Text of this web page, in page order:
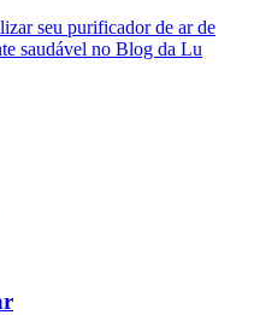
seu purificador de ar de
saudável no Blog da Lu